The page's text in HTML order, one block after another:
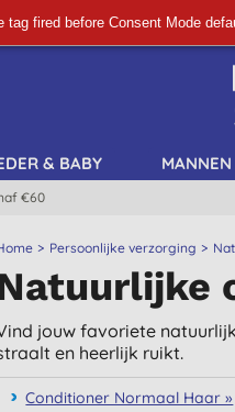
fired before Consent Mode
SCHRIJF
& BABY MANNEN
€60
Persoonlijke verzorging
jouw favoriete
en heerlijk ruikt.
Conditioner Normaal Haar »